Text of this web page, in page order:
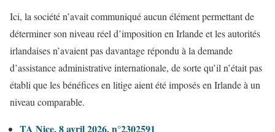
Ici, la société n’avait communiqué aucun élément permettant de
déterminer son niveau réel d’imposition en Irlande et les autorités
irlandaises n’avaient pas davantage répondu à la demande
d’assistance administrative internationale, de sorte qu’il n’était pas
établi que les bénéfices en litige aient été imposés en Irlande à un
niveau comparable.
TA Nice, 8 avril 2026, n°2302591